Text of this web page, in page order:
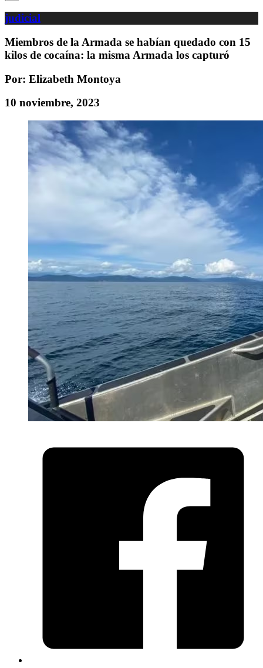
judicial
Miembros de la Armada se habían quedado con 15
kilos de cocaína: la misma Armada los capturó
Por: Elizabeth Montoya
10 noviembre, 2023